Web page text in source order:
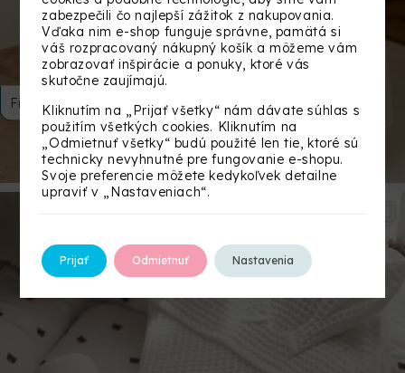
Filtrovať
zabezpečili čo najlepší zážitok z nakupovania.
Vďaka nim e-shop funguje správne, pamätá si
váš rozpracovaný nákupný košík a môžeme vám
zobrazovať inšpirácie a ponuky, ktoré vás
skutočne zaujímajú.
Kliknutím na „Prijať všetky“ nám dávate súhlas s
použitím všetkých cookies. Kliknutím na
„Odmietnuť všetky“ budú použité len tie, ktoré sú
technicky nevyhnutné pre fungovanie e-shopu.
Svoje preferencie môžete kedykoľvek detailne
upraviť v „Nastaveniach“.
Prijať Odmietnuť Nastavenia